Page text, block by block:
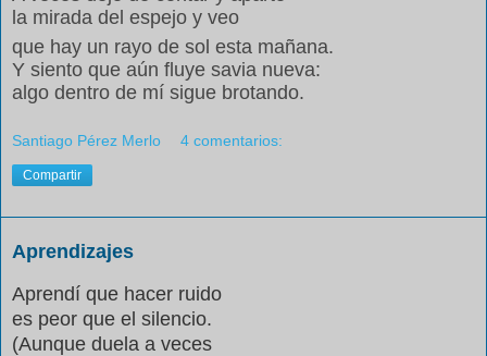
la mirada del espejo y veo
que hay un rayo de sol esta mañana.
Y siento que aún fluye savia nueva:
algo dentro de mí sigue brotando.
Santiago Pérez Merlo 4 comentarios:
Compartir
Aprendizajes
Aprendí que hacer ruido
es peor que el silencio.
(Aunque duela a veces